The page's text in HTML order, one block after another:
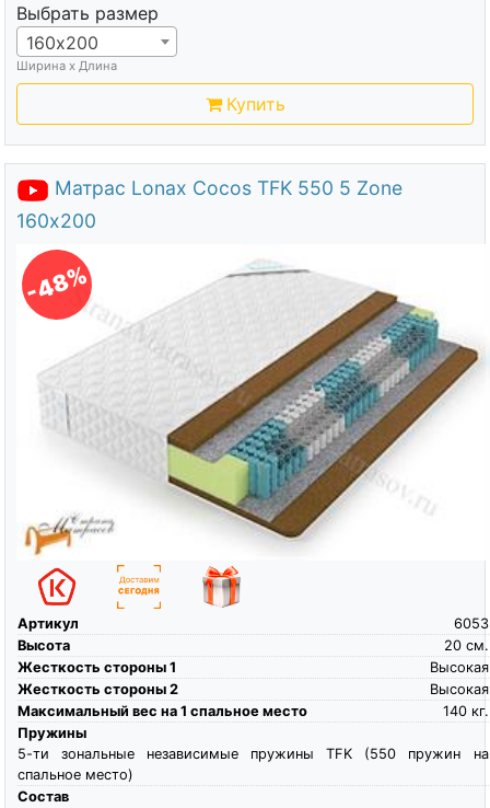
Выбрать размер
160х200
Ширина х Длина
Купить
Матрас Lonax Cocos TFK 550 5 Zone
160х200
-48%
Артикул
6053
Высота
см.
20
Жесткость стороны 1
Высокая
Жесткость стороны 2
Высокая
Максимальный вес на 1 спальное место
кг.
140
Пружины
5-ти зональные независимые пружины TFK (550 пружин на
спальное место)
Состав